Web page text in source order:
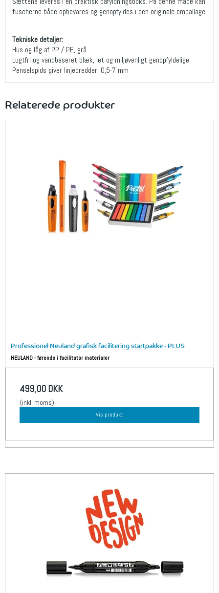
tuscherne både opbevares og genopfyldes i den originale emballage.
Tekniske detaljer:
Hus og låg af PP / PE, grå
Lugtfri og vandbaseret blæk, let og miljøvenligt genopfyldelige
Penselspids giver linjebredder: 0,5-7 mm
Relaterede produkter
Professionel Neuland grafisk facilitering startpakke - PLUS
NEULAND - førende i facilitator materialer
499,00 DKK
(inkl. moms)
Vis produkt